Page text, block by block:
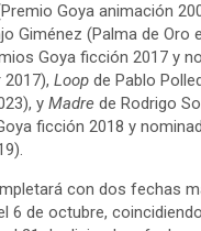
Goya animación
Giménez (Palma de Oro
Goya ficción 2017 y
Loop de Pablo
y Madre de Rodrigo
ficción 2018 y
con dos fechas
6 de octubre,